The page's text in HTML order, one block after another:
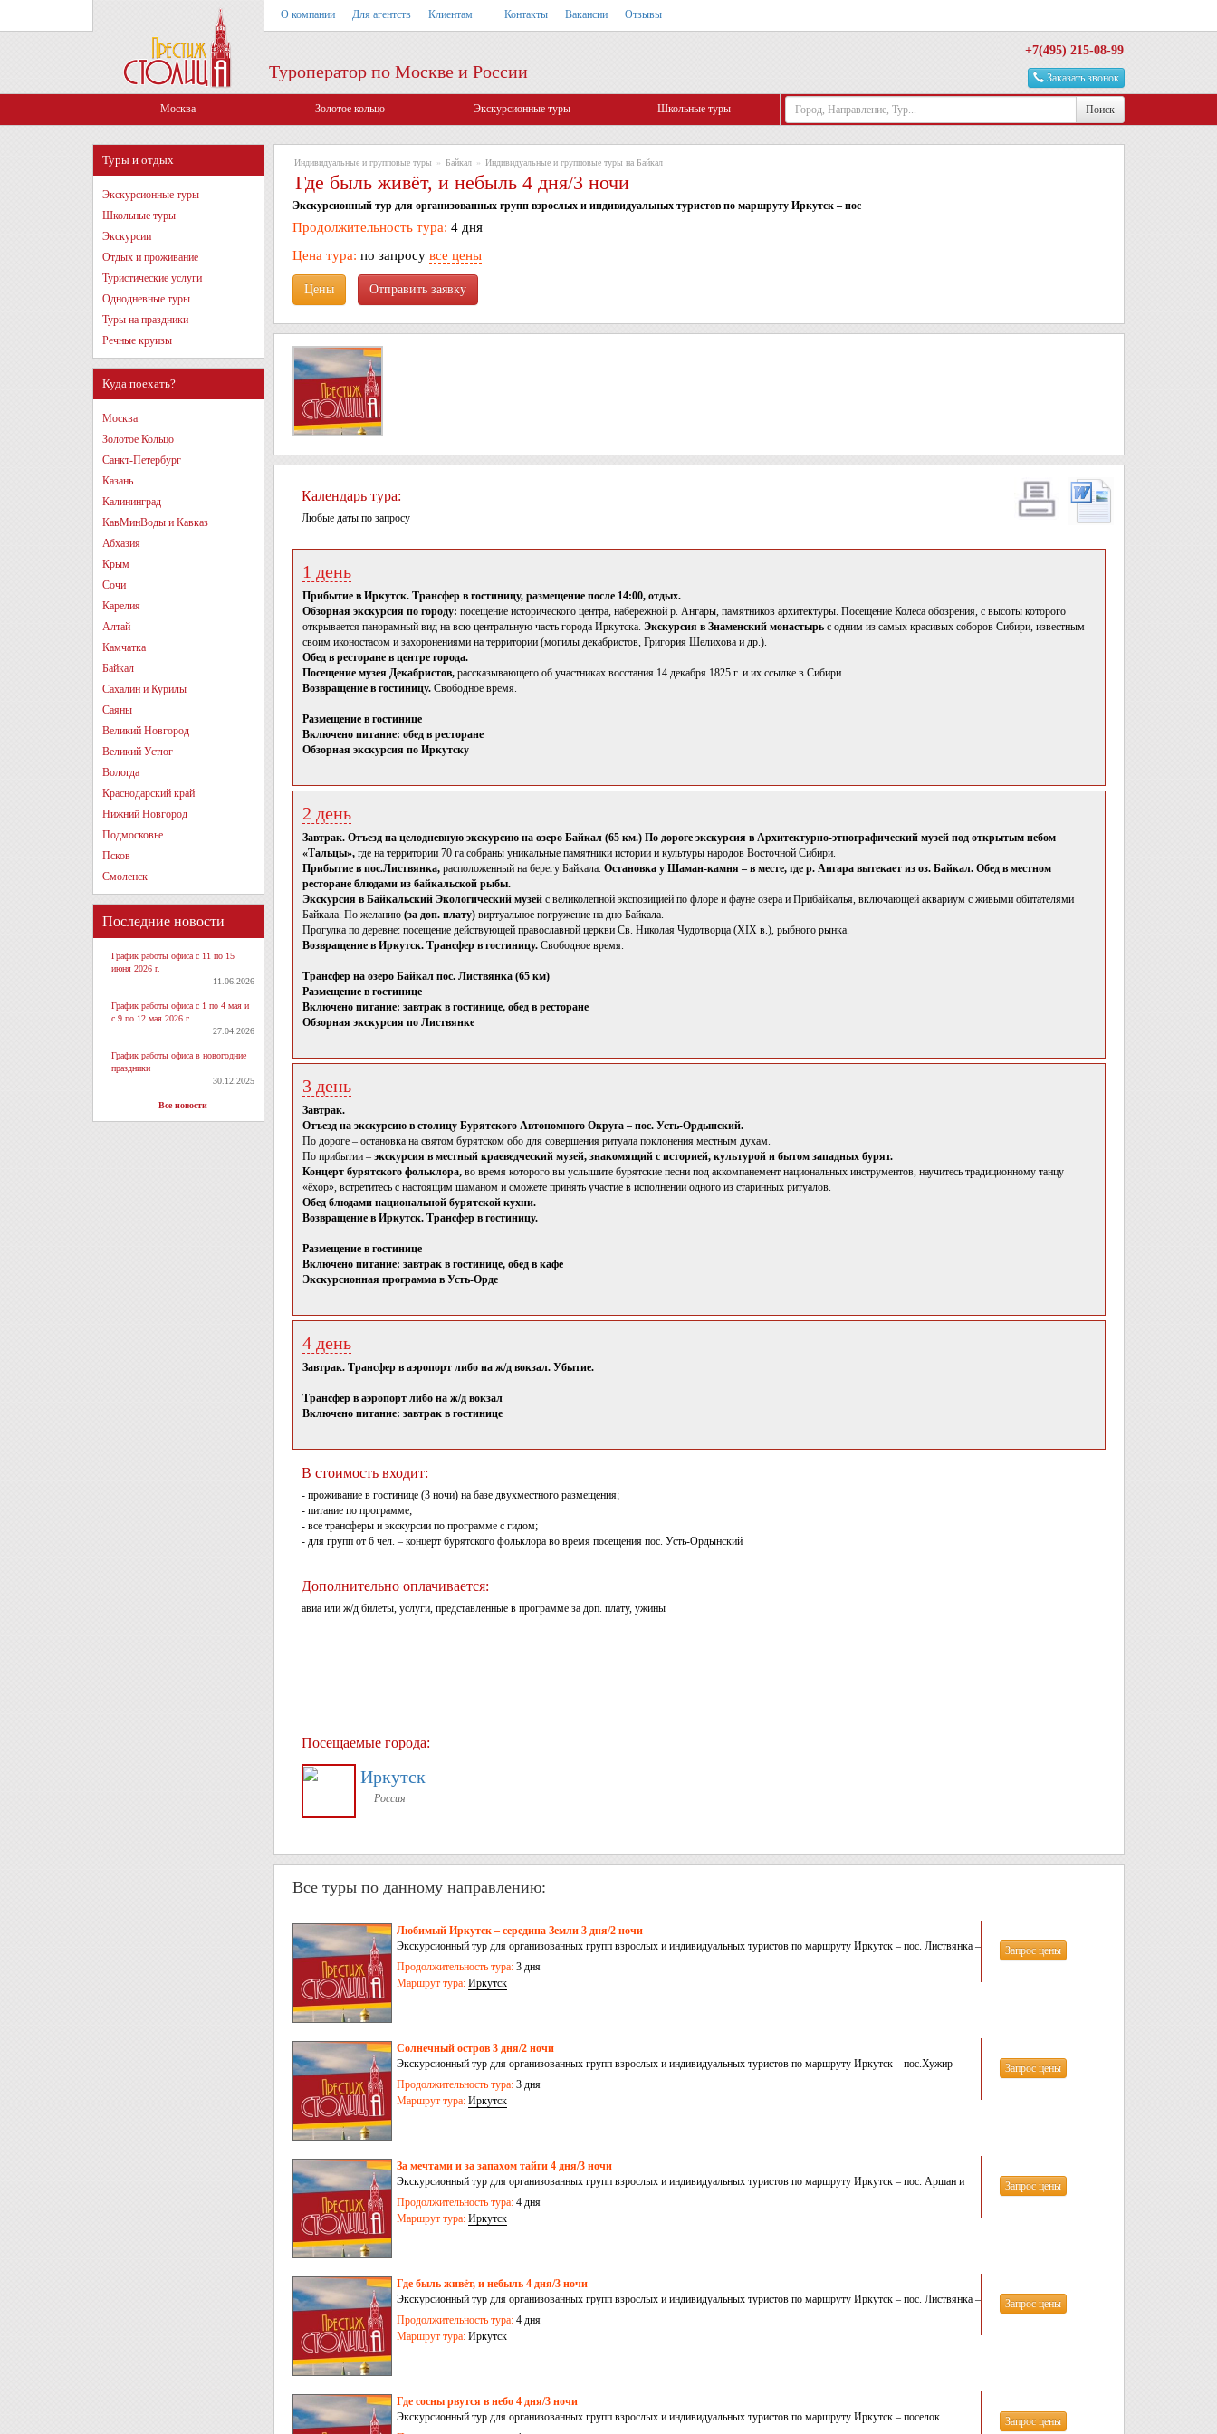
О компании Для агентств Клиентам Контакты Вакансии Отзывы
Туроператор по Москве и России
+7(495) 215-08-99
Заказать звонок
Москва Золотое кольцо Экскурсионные туры Школьные туры Поиск
Туры и отдых
Экскурсионные туры
Школьные туры
Экскурсии
Отдых и проживание
Туристические услуги
Однодневные туры
Туры на праздники
Речные круизы
Куда поехать?
Москва
Золотое Кольцо
Санкт-Петербург
Казань
Калининград
КавМинВоды и Кавказ
Абхазия
Крым
Сочи
Карелия
Алтай
Камчатка
Байкал
Сахалин и Курилы
Саяны
Великий Новгород
Великий Устюг
Вологда
Краснодарский край
Нижний Новгород
Подмосковье
Псков
Смоленск
Последние новости
График работы офиса с 11 по 15
июня 2026 г.
11.06.2026
График работы офиса с 1 по 4 мая и
с 9 по 12 мая 2026 г.
27.04.2026
График работы офиса в новогодние
праздники
30.12.2025
Все новости
Индивидуальные и групповые туры » Байкал » Индивидуальные и групповые туры на Байкал
Где быль живёт, и небыль 4 дня/3 ночи
Экскурсионный тур для организованных групп взрослых и индивидуальных туристов по маршруту Иркутск – пос
Продолжительность тура: 4 дня
Цена тура: по запросу все цены
Цены
Календарь тура:
Любые даты по запросу
1 день
Прибытие в Иркутск. Трансфер в гостиницу, размещение после 14:00, отдых.
Обзорная экскурсия по городу: посещение исторического центра, набережной р. Ангары, памятников архитектуры. Посещение Колеса обозрения, с высоты которого
открывается панорамный вид на всю центральную часть города Иркутска. Экскурсия в Знаменский монастырь с одним из самых красивых соборов Сибири, известным
своим иконостасом и захоронениями на территории (могилы декабристов, Григория Шелихова и др.).
Обед в ресторане в центре города.
Посещение музея Декабристов, рассказывающего об участниках восстания 14 декабря 1825 г. и их ссылке в Сибири.
Возвращение в гостиницу. Свободное время.
Размещение в гостинице
Включено питание: обед в ресторане
Обзорная экскурсия по Иркутску
2 день
Завтрак. Отъезд на целодневную экскурсию на озеро Байкал (65 км.) По дороге экскурсия в Архитектурно-этнографический музей под открытым небом
«Тальцы», где на территории 70 га собраны уникальные памятники истории и культуры народов Восточной Сибири.
Прибытие в пос.Листвянка, расположенный на берегу Байкала. Остановка у Шаман-камня – в месте, где р. Ангара вытекает из оз. Байкал. Обед в местном
ресторане блюдами из байкальской рыбы.
Экскурсия в Байкальский Экологический музей с великолепной экспозицией по флоре и фауне озера и Прибайкалья, включающей аквариум с живыми обитателями
Байкала. По желанию (за доп. плату) виртуальное погружение на дно Байкала.
Прогулка по деревне: посещение действующей православной церкви Св. Николая Чудотворца (XIX в.), рыбного рынка.
Возвращение в Иркутск. Трансфер в гостиницу. Свободное время.
Трансфер на озеро Байкал пос. Листвянка (65 км)
Размещение в гостинице
Включено питание: завтрак в гостинице, обед в ресторане
Обзорная экскурсия по Листвянке
3 день
Завтрак.
Отъезд на экскурсию в столицу Бурятского Автономного Округа – пос. Усть-Ордынский.
По дороге – остановка на святом бурятском обо для совершения ритуала поклонения местным духам.
По прибытии – экскурсия в местный краеведческий музей, знакомящий с историей, культурой и бытом западных бурят.
Концерт бурятского фольклора, во время которого вы услышите бурятские песни под аккомпанемент национальных инструментов, научитесь традиционному танцу
«ёхор», встретитесь с настоящим шаманом и сможете принять участие в исполнении одного из старинных ритуалов.
Обед блюдами национальной бурятской кухни.
Возвращение в Иркутск. Трансфер в гостиницу.
Размещение в гостинице
Включено питание: завтрак в гостинице, обед в кафе
Экскурсионная программа в Усть-Орде
4 день
Завтрак. Трансфер в аэропорт либо на ж/д вокзал. Убытие.
Трансфер в аэропорт либо на ж/д вокзал
Включено питание: завтрак в гостинице
В стоимость входит:
- проживание в гостинице (3 ночи) на базе двухместного размещения;
- питание по программе;
- все трансферы и экскурсии по программе с гидом;
- для групп от 6 чел. – концерт бурятского фольклора во время посещения пос. Усть-Ордынский
Дополнительно оплачивается:
авиа или ж/д билеты, услуги, представленные в программе за доп. плату, ужины
Посещаемые города:
Иркутск
Россия
Все туры по данному направлению:
Любимый Иркутск – середина Земли 3 дня/2 ночи
Экскурсионный тур для организованных групп взрослых и индивидуальных туристов по маршруту Иркутск – пос. Листвянка –
Иркутск
Продолжительность тура: 3 дня
Маршрут тура: Иркутск
Запрос цены
Солнечный остров 3 дня/2 ночи
Экскурсионный тур для организованных групп взрослых и индивидуальных туристов по маршруту Иркутск – пос.Хужир
(о.Ольхон) – Иркутск
Продолжительность тура: 3 дня
Маршрут тура: Иркутск
Запрос цены
За мечтами и за запахом тайги 4 дня/3 ночи
Экскурсионный тур для организованных групп взрослых и индивидуальных туристов по маршруту Иркутск – пос. Аршан и
Тункинская долина – Иркутск
Продолжительность тура: 4 дня
Маршрут тура: Иркутск
Запрос цены
Где быль живёт, и небыль 4 дня/3 ночи
Экскурсионный тур для организованных групп взрослых и индивидуальных туристов по маршруту Иркутск – пос. Листвянка –
Иркутск – пос.Усть-Ордынский – Иркутск
Продолжительность тура: 4 дня
Маршрут тура: Иркутск
Запрос цены
Где сосны рвутся в небо 4 дня/3 ночи
Экскурсионный тур для организованных групп взрослых и индивидуальных туристов по маршруту Иркутск – поселок
Запрос цены